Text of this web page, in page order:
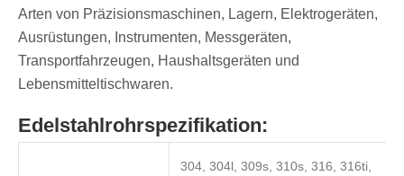
Arten von Präzisionsmaschinen, Lagern, Elektrogeräten,
Ausrüstungen, Instrumenten, Messgeräten,
Transportfahrzeugen, Haushaltsgeräten und
Lebensmitteltischwaren.
Edelstahlrohrspezifikation:
304, 304l, 309s, 310s, 316, 316ti,